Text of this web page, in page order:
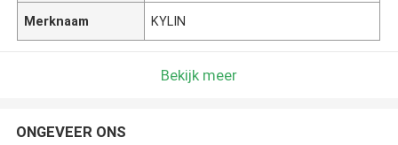
Merknaam KYLIN
Bekijk meer
ONGEVEER ONS